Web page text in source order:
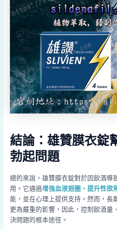
結論：雄贊膜衣錠
勃起問題
總的來說，雄贊膜衣錠對於因飲酒導
用。它通過增強血液迴圈、提升性欲
能，並在心理上提供支持。然而，長
更為嚴重的影響，因此，控制飲酒量
決問題的根本途徑。